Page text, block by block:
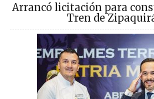
Arrancó licitación para
Tren de